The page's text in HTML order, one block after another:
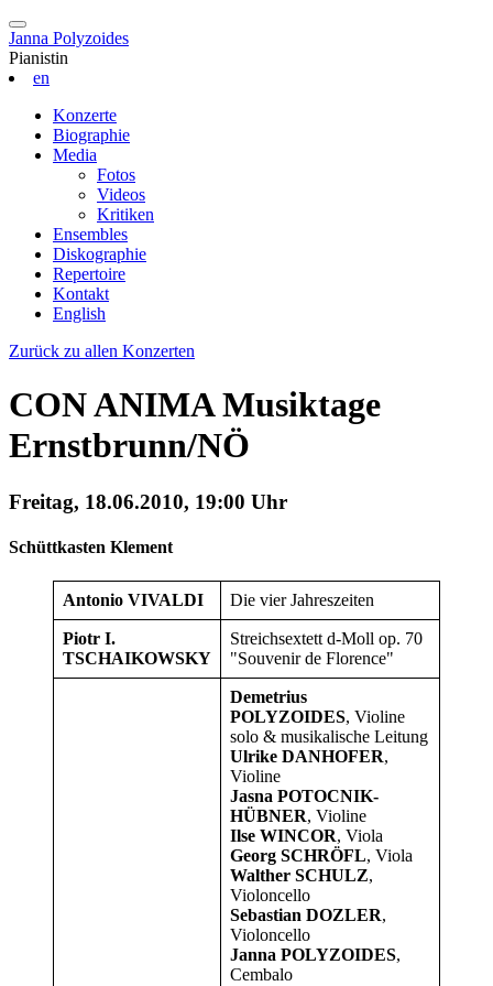
Janna Polyzoides
Pianistin
en
Konzerte
Biographie
Media
Fotos
Videos
Kritiken
Ensembles
Diskographie
Repertoire
Kontakt
English
Zurück zu allen Konzerten
CON ANIMA Musiktage
Ernstbrunn/NÖ
Freitag, 18.06.2010, 19:00 Uhr
Schüttkasten Klement
Antonio VIVALDI Die vier Jahreszeiten
Piotr I.
TSCHAIKOWSKY
Streichsextett d-Moll op. 70
"Souvenir de Florence"
Demetrius
POLYZOIDES, Violine
solo & musikalische Leitung
Ulrike DANHOFER,
Violine
Jasna POTOCNIK-
HÜBNER, Violine
Ilse WINCOR, Viola
Georg SCHRÖFL, Viola
Walther SCHULZ,
Violoncello
Sebastian DOZLER,
Violoncello
Janna POLYZOIDES,
Cembalo